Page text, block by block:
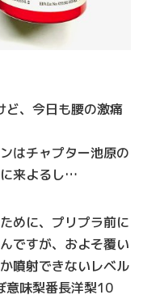
、今日も腰の激痛
はチャプター池原の
来よるし…
めに、プリプラ前に
ですが、およそ覆い
噴射できないレベル
意味梨番長洋梨10